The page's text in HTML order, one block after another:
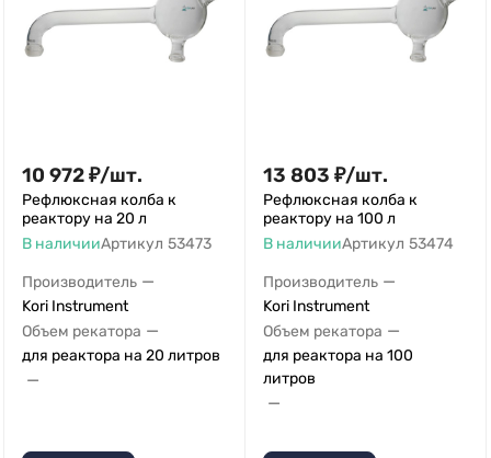
10 972₽/шт.
Рефлюксная колба к
реактору на 20 л
В наличииАртикул 53473
Производитель —
Kori Instrument
Объем рекатора —
для реактора на 20 литров
—
13 803 ₽/шт.
Рефлюксная колба к
реактору на 100 л
В наличииАртикул 53474
Производитель —
Kori Instrument
Объем рекатора —
для реактора на 100
литров
—